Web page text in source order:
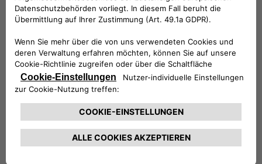
der Konnektivitätsoption 4G/WLAN und dem Backend ist es
möglich, die Ladevorgänge ganz bequem zu überwachen.
Dazu kommt die Identifikationstechnologie RFID oder die App
für eSolutions Charging zum Einsatz. Zudem haben die
eProWallbox-Ladegeräte vor Kurzem die TÜV Rheinland
Typenzertifizierung erhalten und erfüllen damit die strengen
Standards dieser Zertifizierungsstelle. Damit wird Free2move
eSolutions zu einem EVSE-Hersteller (Electric Vehicle Supply
Equipment) in Europa, der sich mehr als alle anderen um die
Sicherheit seiner Kunden kümmert.